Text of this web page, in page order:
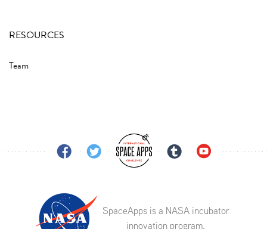
RESOURCES
Team
SpaceApps is a NASA incubator
innovation program.